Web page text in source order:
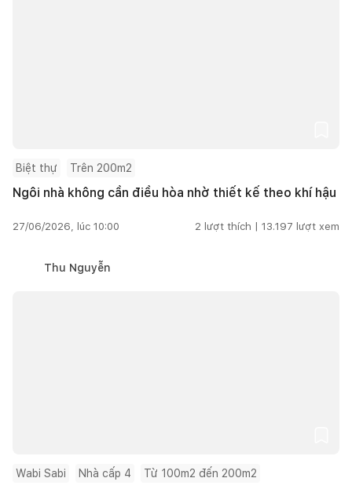
Biệt thự Trên 200m2
Ngôi nhà không cần điều hòa nhờ thiết kế theo khí hậu
27/06/2026, lúc 10:00 2 lượt thích | 13.197 lượt xem
Thu Nguyễn
Wabi Sabi Nhà cấp 4 Từ 100m2 đến 200m2